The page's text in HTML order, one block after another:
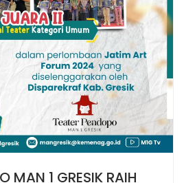
MAN 1 GRESIK RAIH